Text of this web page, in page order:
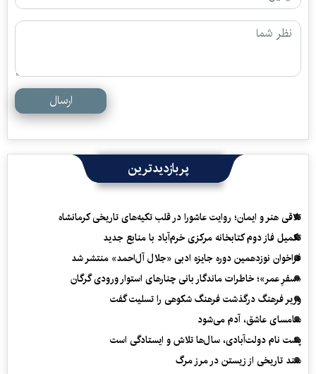
ارسال
پربازدیدترین
تلاقی هنر و ایمان؛ روایت عاشورا در قلب تکیه‌های تاریخی کرمانشاه
تکمیل فاز دوم کتابخانه مرکزی خرم‌آباد با منابع جدید
فراخوان نوزدهمین دوره جایزه ادبی «جلال آل‌احمد» منتشر شد
«سفرِ عمر»؛ خاطرات ماندگار بانی چنارهای استوار ورودی گرگان
وزیر فرهنگ درگذشت فرهنگ شکوهی را تسلیت گفت
سامسای عاشق، آدم می‌شود
پشت نام دولت‌آبادی، سال‌ها تلاش و ایستادگی است
سند تاریخی از زیستن در مرز مرگ